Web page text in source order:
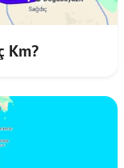
Km?